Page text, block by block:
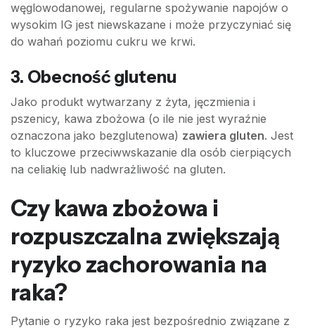
węglowodanowej, regularne spożywanie napojów o
wysokim IG jest niewskazane i może przyczyniać się
do wahań poziomu cukru we krwi.
3. Obecność glutenu
Jako produkt wytwarzany z żyta, jęczmienia i
pszenicy, kawa zbożowa (o ile nie jest wyraźnie
oznaczona jako bezglutenowa) zawiera gluten. Jest
to kluczowe przeciwwskazanie dla osób cierpiących
na celiakię lub nadwrażliwość na gluten.
Czy kawa zbożowa i
rozpuszczalna zwiększają
ryzyko zachorowania na
raka?
Pytanie o ryzyko raka jest bezpośrednio związane z